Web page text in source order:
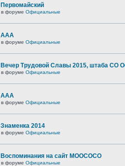
Первомайский
в форуме Официальные
ААА
в форуме Официальные
Вечер Трудовой Славы 2015, штаба СО
в форуме Официальные
ААА
в форуме Официальные
Знаменка 2014
в форуме Официальные
Воспоминания на сайт МООСОСО
в форуме Официальные